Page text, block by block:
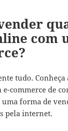
com
tudo.
e-commerce de
forma de
pela internet.